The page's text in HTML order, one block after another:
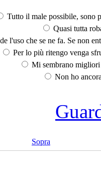
Tutto il male possibile, sono
Quasi tutta
l'uso che se ne fa. Se non
Per lo più ritengo venga
Mi sembrano
Non ho
Sopra